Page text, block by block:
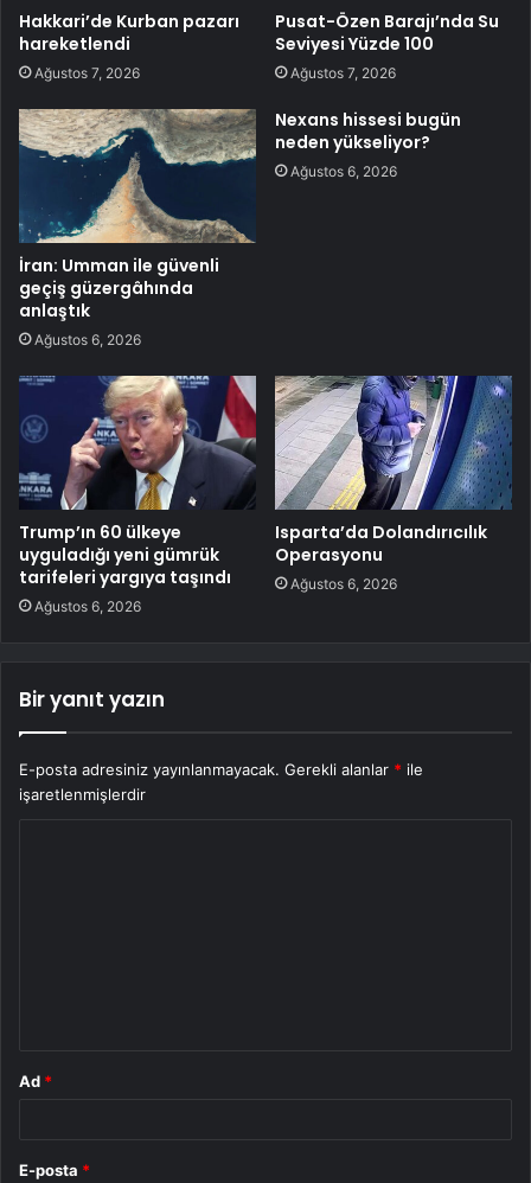
Hakkari’de Kurban pazarı
hareketlendi
Ağustos 7, 2026
Pusat-Özen Barajı’nda Su
Seviyesi Yüzde 100
Ağustos 7, 2026
İran: Umman ile güvenli
geçiş güzergâhında
anlaştık
Ağustos 6, 2026
Nexans hissesi bugün
neden yükseliyor?
Ağustos 6, 2026
Trump’ın 60 ülkeye
uyguladığı yeni gümrük
tarifeleri yargıya taşındı
Ağustos 6, 2026
Isparta’da Dolandırıcılık
Operasyonu
Ağustos 6, 2026
Bir yanıt yazın
E-posta adresiniz yayınlanmayacak. Gerekli alanlar * ile
işaretlenmişlerdir
Ad *
E-posta *